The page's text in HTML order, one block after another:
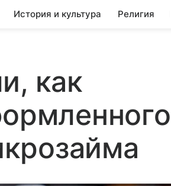
История и культура Религия
как